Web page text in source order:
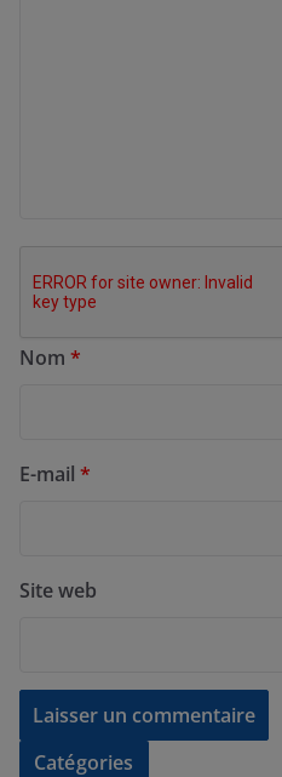
Nom *
E-mail *
Site web
Catégories